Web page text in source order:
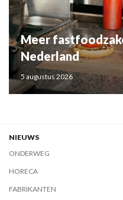
Meer
Nederland
5 augustus 2026
NIEUWS
ONDERWEG
HORECA
FABRIKANTEN